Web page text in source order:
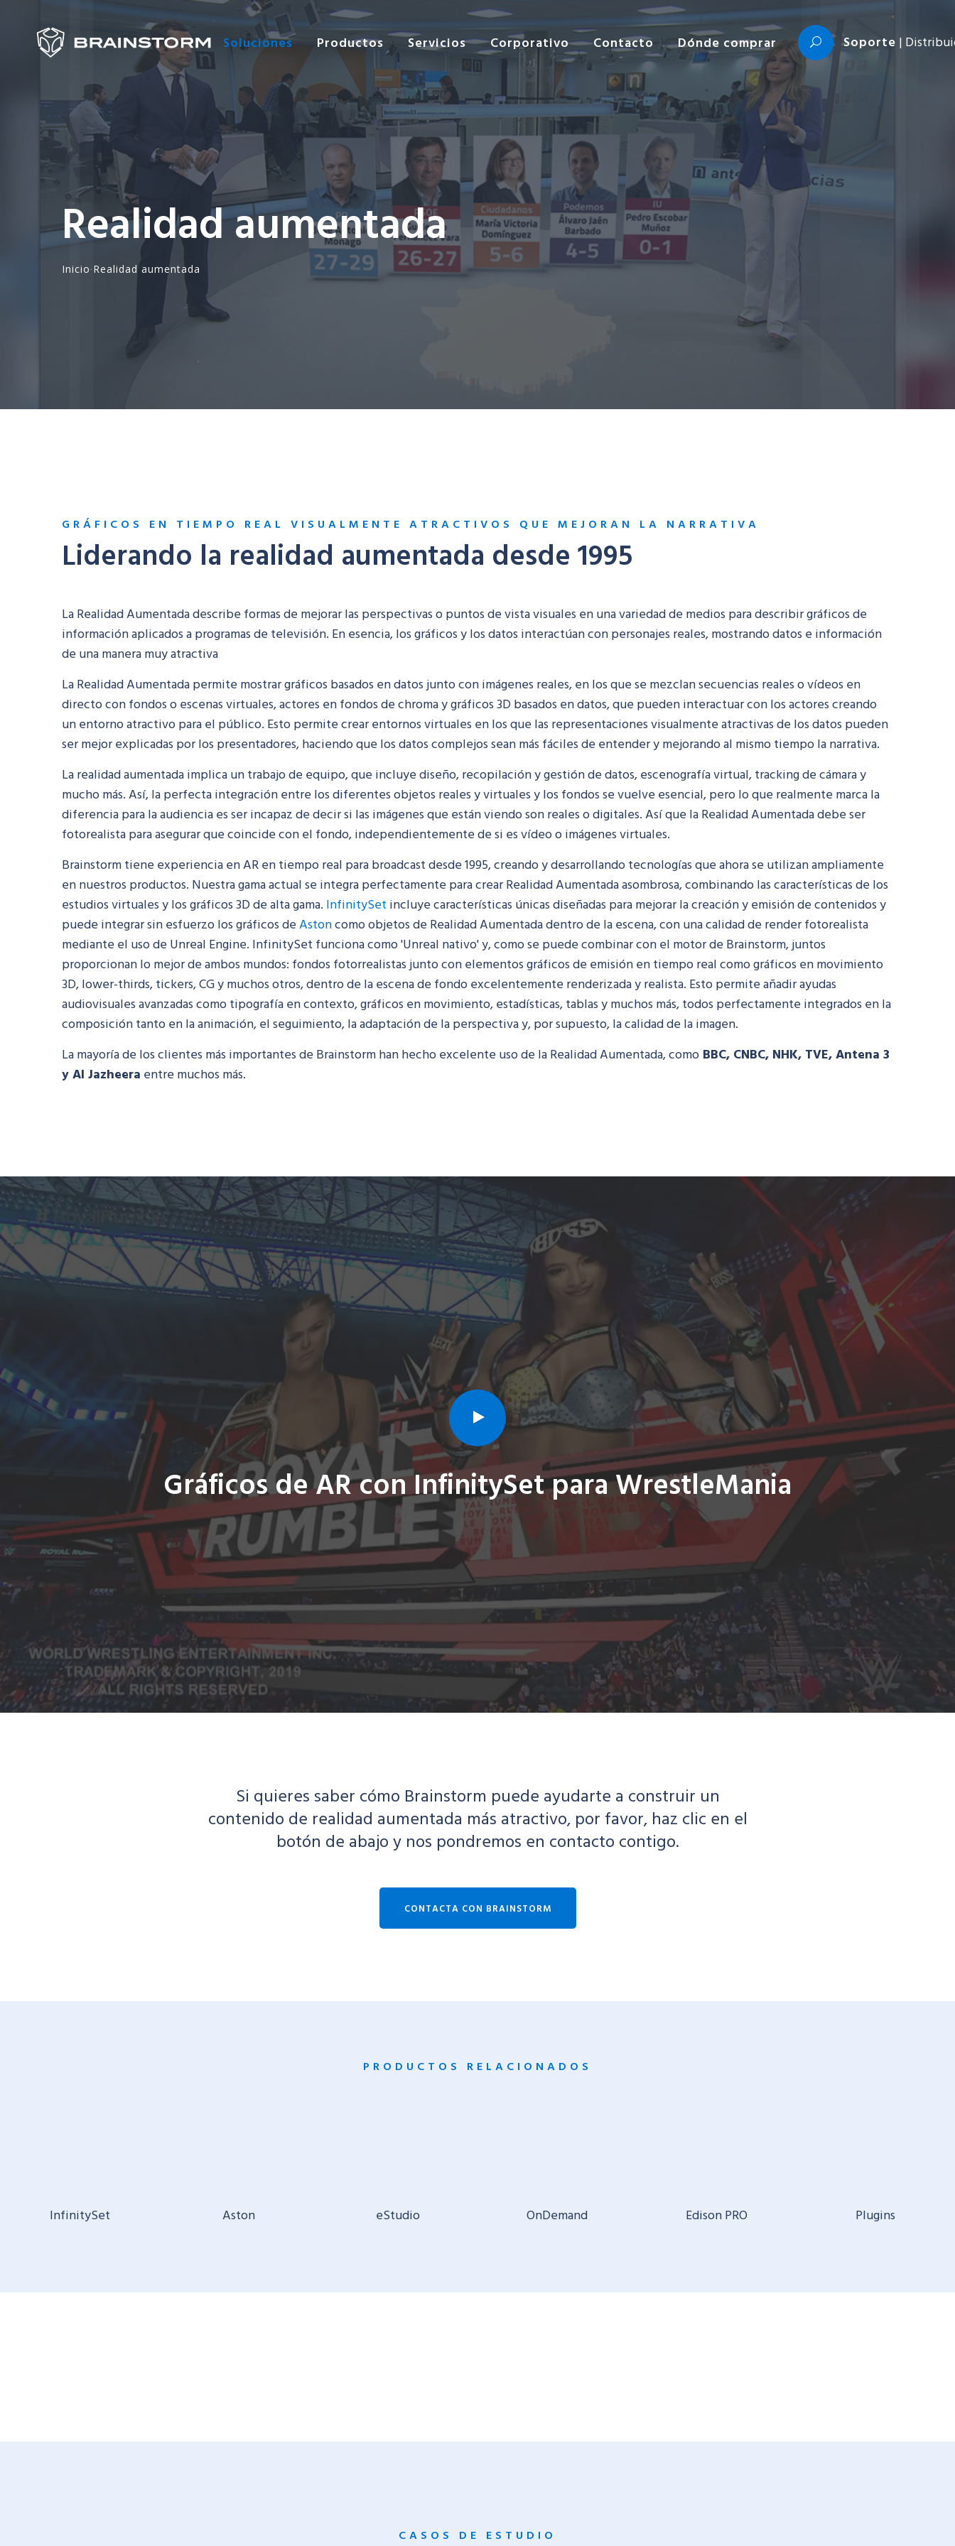
Soluciones Productos Servicios Corporativo Contacto Dónde comprar Soporte |
Realidad aumentada
Inicio·Realidad aumentada
GRÁFICOS EN TIEMPO REAL VISUALMENTE ATRACTIVOS QUE MEJORAN LA NARRATIVA
Liderando la realidad aumentada desde 1995
La Realidad Aumentada describe formas de mejorar las perspectivas o puntos de vista visuales en una variedad de medios para describir gráficos de
información aplicados a programas de televisión. En esencia, los gráficos y los datos interactúan con personajes reales, mostrando datos e información
de una manera muy atractiva
La Realidad Aumentada permite mostrar gráficos basados en datos junto con imágenes reales, en los que se mezclan secuencias reales o vídeos en
directo con fondos o escenas virtuales, actores en fondos de chroma y gráficos 3D basados en datos, que pueden interactuar con los actores creando
un entorno atractivo para el público. Esto permite crear entornos virtuales en los que las representaciones visualmente atractivas de los datos pueden
ser mejor explicadas por los presentadores, haciendo que los datos complejos sean más fáciles de entender y mejorando al mismo tiempo la narrativa.
La realidad aumentada implica un trabajo de equipo, que incluye diseño, recopilación y gestión de datos, escenografía virtual, tracking de cámara y
mucho más. Así, la perfecta integración entre los diferentes objetos reales y virtuales y los fondos se vuelve esencial, pero lo que realmente marca la
diferencia para la audiencia es ser incapaz de decir si las imágenes que están viendo son reales o digitales. Así que la Realidad Aumentada debe ser
fotorealista para asegurar que coincide con el fondo, independientemente de si es vídeo o imágenes virtuales.
Brainstorm tiene experiencia en AR en tiempo real para broadcast desde 1995, creando y desarrollando tecnologías que ahora se utilizan ampliamente
en nuestros productos. Nuestra gama actual se integra perfectamente para crear Realidad Aumentada asombrosa, combinando las características de los
estudios virtuales y los gráficos 3D de alta gama. InfinitySet incluye características únicas diseñadas para mejorar la creación y emisión de contenidos y
puede integrar sin esfuerzo los gráficos deAstoncomo objetos de Realidad Aumentada dentro de la escena, con una calidad de render fotorealista
mediante el uso de Unreal Engine. InfinitySet funciona como 'Unreal nativo' y, como se puede combinar con el motor de Brainstorm, juntos
proporcionan lo mejor de ambos mundos: fondos fotorrealistas junto con elementos gráficos de emisión en tiempo real como gráficos en movimiento
3D, lower-thirds, tickers, CG y muchos otros, dentro de la escena de fondo excelentemente renderizada y realista. Esto permite añadir ayudas
audiovisuales avanzadas como tipografía en contexto, gráficos en movimiento, estadísticas, tablas y muchos más, todos perfectamente integrados en la
composición tanto en la animación, el seguimiento, la adaptación de la perspectiva y, por supuesto, la calidad de la imagen.
La mayoría de los clientes más importantes de Brainstorm han hecho excelente uso de la Realidad Aumentada, como BBC, CNBC, NHK, TVE, Antena 3
y Al Jazheera entre muchos más.
Gráficos de AR con InfinitySet para WrestleMania
Si quieres saber cómo Brainstorm puede ayudarte a construir un
contenido de realidad aumentada más atractivo, por favor, haz clic en el
botón de abajo y nos pondremos en contacto contigo.
CONTACTA CON BRAINSTORM
PRODUCTOS RELACIONADOS
InfinitySet Aston eStudio OnDemand Edison PRO Plugins
CASOS DE ESTUDIO